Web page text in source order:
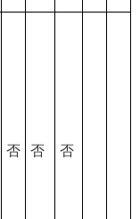
否 否 否